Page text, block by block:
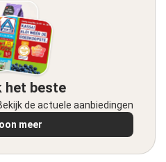
het beste
de actuele aanbiedingen
meer